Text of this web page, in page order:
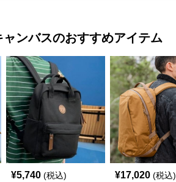
ャンバスのおすすめアイテム
¥5,740 (税込) ¥17,020 (税込)